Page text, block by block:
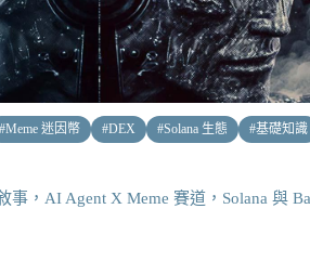
#Meme 迷因幣 #DEX #Solana 生態 #基礎知識
事，AI Agent X Meme 賽道，Solana 與